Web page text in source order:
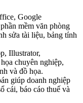
Google
mềm văn phòng
sửa tài liệu, bảng tính
Illustrator,
chuyên nghiệp,
và đồ họa.
giúp doanh nghiệp
cái, báo cáo thuế và